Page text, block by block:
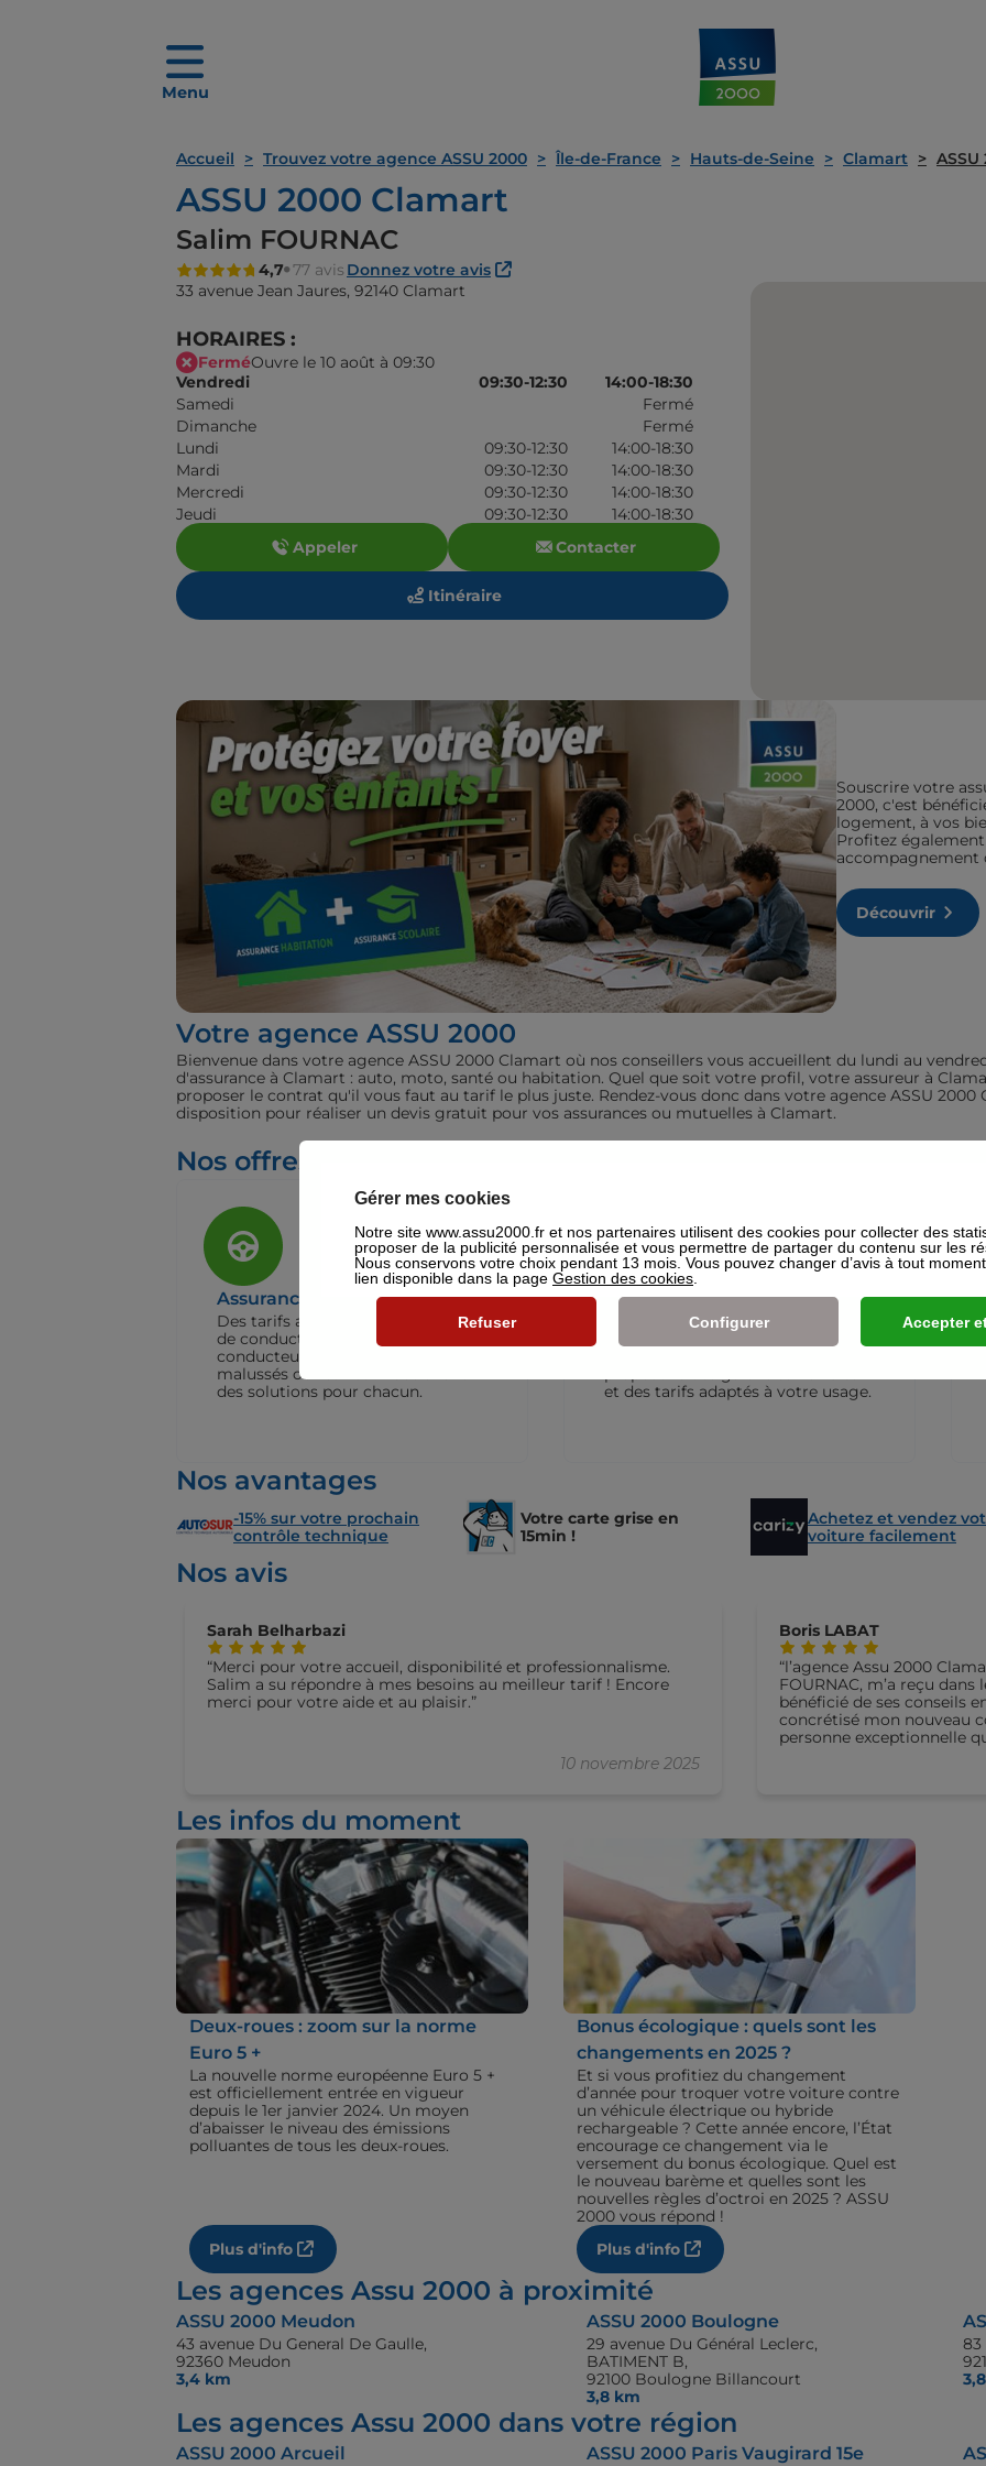
Menu
Accueil Trouvez votre agence ASSU 2000 Île-de-France Hauts-de-Seine Clamart
ASSU 2000 Clamart
Salim FOURNAC
4,7 77 avis Donnez votre avis
33 avenue Jean Jaures, 92140 Clamart
HORAIRES :
FerméOuvre le 10 août à 09:30
Vendredi
09:30-12:30
14:00-18:30
Samedi
Fermé
Dimanche
Fermé
Lundi
09:30-12:30
14:00-18:30
Mardi
09:30-12:30
14:00-18:30
Mercredi
09:30-12:30
14:00-18:30
Jeudi
09:30-12:30
14:00-18:30
Appeler
Contacter
Itinéraire
Souscrire votre
2000, c'est
logement, à vos
Profitez
accompagnement
Découvrir
Votre agence ASSU 2000
Bienvenue dans votre agence ASSU 2000 Clamart où nos conseillers vous accueillent du lundi au
d'assurance à Clamart : auto, moto, santé ou habitation. Quel que soit votre profil, votre assureur à
proposer le contrat qu'il vous faut au tarif le plus juste. Rendez-vous donc dans votre agence ASSU
disposition pour réaliser un devis gratuit pour vos assurances ou mutuelles à Clamart.
Nos offres pour les particuliers
Assurance Auto
Des tarifs adaptés à tous les profils
de conducteurs. Jeunes permis,
conducteurs expérimentés,
malussés ou résiliés : nous avons
des solutions pour chacun.
Assurance Deux-roues
L’assurance moto qui vous suit
partout. Que vous rouliez en
et des tarifs adaptés à votre usage.
Nos avantages
-15% sur votre prochain
contrôle technique
Votre carte grise en
15min !
Achetez et vendez
voiture facilement
Nos avis
Sarah Belharbazi
10 novembre 2025
Merci pour votre accueil, disponibilité et professionnalisme.
Salim a su répondre à mes besoins au meilleur tarif ! Encore
merci pour votre aide et au plaisir.
Boris LABAT
l’agence Assu 2000 Clamart
FOURNAC, m’a reçu
bénéficié de ses conseils
concrétisé mon nouveau contrat auto.
personne exceptionnelle
contrairement à d’autres
Les infos du moment
Deux-roues : zoom sur la norme
Euro 5 +
La nouvelle norme européenne Euro 5 +
est officiellement entrée en vigueur
depuis le 1er janvier 2024. Un moyen
d’abaisser le niveau des émissions
polluantes de tous les deux-roues.
Plus d'info
Bonus écologique : quels sont les
changements en 2025 ?
Et si vous profitiez du changement
d’année pour troquer votre voiture contre
un véhicule électrique ou hybride
rechargeable ? Cette année encore, l’État
encourage ce changement via le
versement du bonus écologique. Quel est
le nouveau barème et quelles sont les
nouvelles règles d’octroi en 2025 ? ASSU
2000 vous répond !
Plus d'info
Les agences Assu 2000 à proximité
ASSU 2000 Meudon
43 avenue Du General De Gaulle,
92360 Meudon
3,4 km
ASSU 2000 Boulogne
29 avenue Du Général Leclerc,
BATIMENT B,
92100 Boulogne Billancourt
3,8 km
83
Les agences Assu 2000 dans votre région
ASSU 2000 Arcueil ASSU 2000 Paris Vaugirard 15e
Gérer mes cookies
Notre site www.assu2000.fr et nos partenaires utilisent des cookies pour collecter des
proposer de la publicité personnalisée et vous permettre de partager du contenu sur les
Nous conservons votre choix pendant 13 mois. Vous pouvez changer d’avis à tout
lien disponible dans la page Gestion des cookies
Refuser Configurer Accepter